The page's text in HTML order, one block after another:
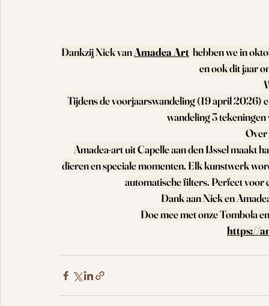
Dankzij Nick van Amadea Art hebben we in
en ook dit jaar
Tijdens de voorjaarswandeling (19 april 2026)
wandeling 3
Over
Amadea‑art uit Capelle aan den IJssel maakt
dieren en speciale momenten. Elk kunstwerk
automatische filters. Perfect voor
Dank aan Nick en
Doe mee met onze Tombola
https://